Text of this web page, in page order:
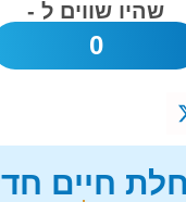
שהיו שווים ל -
0
חיים